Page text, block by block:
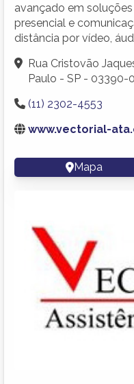
avançado em
presencial e
distância por vídeo,
Rua Cristovão
Paulo - SP - 03390-
(11) 2302-4553
www.vectorial-
Mapa